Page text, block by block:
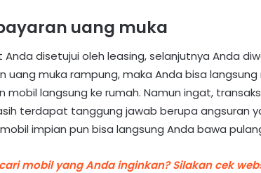
uang muka
Anda disetujui oleh leasing, selanjutnya Anda
uang muka rampung, maka Anda bisa
mobil langsung ke rumah. Namun ingat,
terdapat tanggung jawab berupa angsuran
impian pun bisa langsung Anda bawa
mobil yang Anda inginkan? Silakan cek